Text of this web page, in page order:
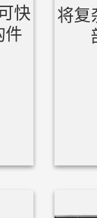
快
件
将复